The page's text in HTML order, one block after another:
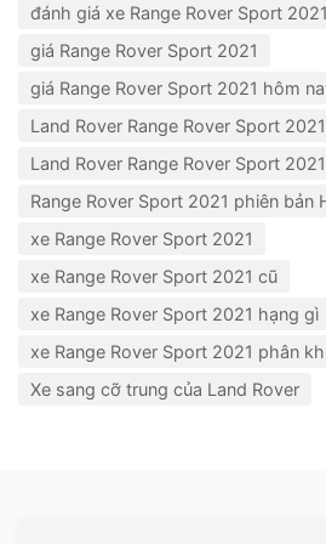
đánh giá xe Range Rover Sport 2021
giá Range Rover Sport 2021
giá Range Rover Sport 2021 hôm
Land Rover Range Rover Sport 2021
Land Rover Range Rover Sport
Range Rover Sport 2021 phiên bản
xe Range Rover Sport 2021
xe Range Rover Sport 2021 cũ
xe Range Rover Sport 2021 hạng gì
xe Range Rover Sport 2021 phân
Xe sang cỡ trung của Land Rover